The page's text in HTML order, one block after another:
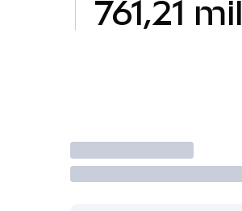
761,21 mil
Operar